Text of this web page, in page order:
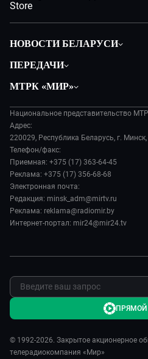
НОВОСТИ БЕЛАРУСИ
Экономика
Происшествия
Наука и технологии
Здоровье и медицина
Авто
Культура
Спорт
ПЕРЕДАЧИ
Все как у людей
Вместе выгодно
Евразия. Культурно
Евразия. Регионы
Наши иностранцы
Пять причин поехать в...
Сделано в Содружестве
МТРК «МИР»
История
Руководство
Лица мира
Новости
Пресса о нас
Карьера
Реклама
Национальное представительство
Адрес:
220029, Республика Беларусь, г.
Телефон/факс:
Приемная: +375 (17) 363-64-45
Реклама: +375 (17) 356-68-68
Электронная почта:
Редакция: minsk_adm@mirtv.ru
Реклама: reklama@radiomir.by
Интернет-портал: mir24@mir24.tv
© 1992-2026. Закрытое акционерное
телерадиокомпания «Мир»